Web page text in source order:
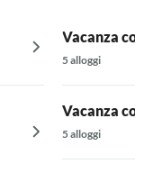
Vacanza con
5 alloggi
Vacanza con
5 alloggi